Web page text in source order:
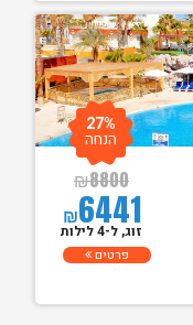
₪8800
₪6441
27%
הנחה
זוג, ל-4 לילות
פרטים